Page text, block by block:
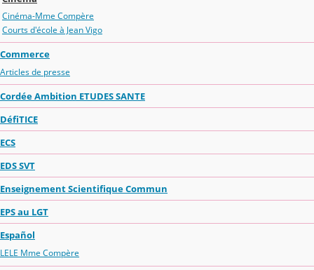
Cinéma-Mme Compère
Courts d'école à Jean Vigo
Commerce
Articles de presse
Cordée Ambition ETUDES SANTE
DéfiTICE
ECS
EDS SVT
Enseignement Scientifique Commun
EPS au LGT
Español
LELE Mme Compère